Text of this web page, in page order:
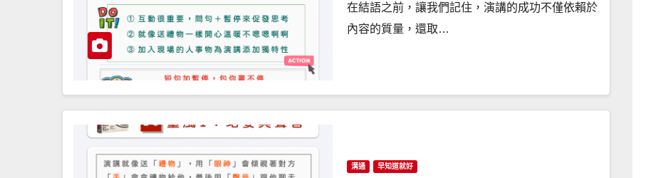
在結語之前，讓我們記住，演講的成功不僅依賴於
內容的質量，還取…
溝通 早知道就好